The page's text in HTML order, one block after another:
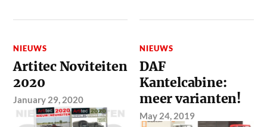
NIEUWS
Artitec Noviteiten
2020
January 29, 2020
NIEUWS
DAF
Kantelcabine:
meer varianten!
May 24, 2019